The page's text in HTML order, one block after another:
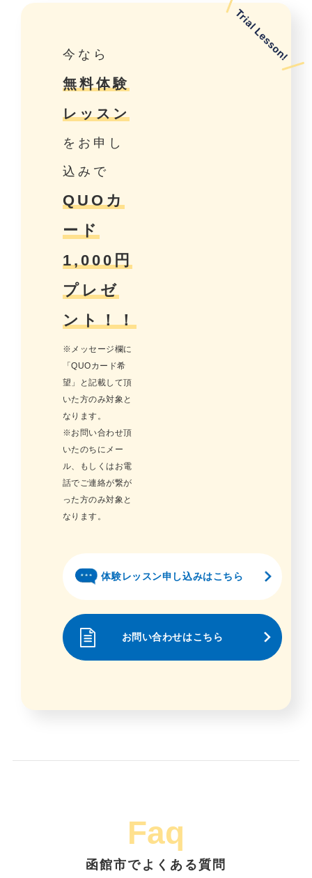
今なら
無料体験
レッスン
をお申し
込みで
QUOカ
ード
1,000円
プレゼ
ント！！
※メッセージ欄に
「QUOカード希
望」と記載して頂
いた方のみ対象と
なります。
※お問い合わせ頂
いたのちにメー
ル、もしくはお電
話でご連絡が繋が
った方のみ対象と
なります。
体験レッスン申し込みはこちら
お問い合わせはこちら
Faq
函館市でよくある質問